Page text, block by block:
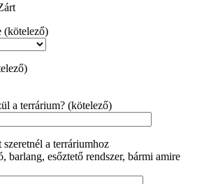
(kötelező)
a terrárium? (kötelező)
szeretnél a terráriumhoz
barlang, esőztető rendszer, bármi amire